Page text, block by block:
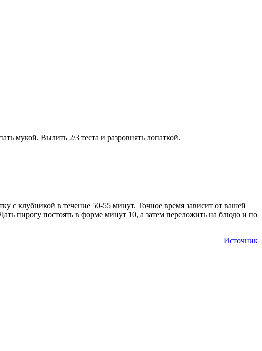
мукой. Вылить 2/3 теста и разровнять лопаткой.
с клубникой в течение 50-55 минут. Точное время зависит от вашей
пирогу постоять в форме минут 10, а затем переложить на блюдо и по
Источник